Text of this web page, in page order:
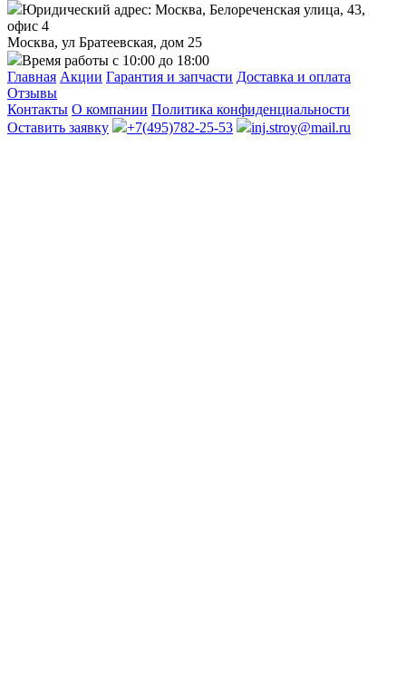
Юридический адрес: Москва, Белореченская улица, 43,
офис 4
Москва, ул Братеевская, дом 25
Время работы с 10:00 до 18:00
Главная Акции Гарантия и запчасти Доставка и оплата
Отзывы
Контакты О компании Политика конфиденциальности
Оставить заявку
+7(495)782-25-53 inj.stroy@mail.ru